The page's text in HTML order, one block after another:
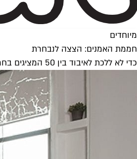
מיוחדים
חממת האמנים: הצצה לנבחרת
כדי לא ללכת לאיבוד בין 50 המציגים בחממת האמנים ביריד צבע טרי, השגנו לכם הצצה על שישה מציגים